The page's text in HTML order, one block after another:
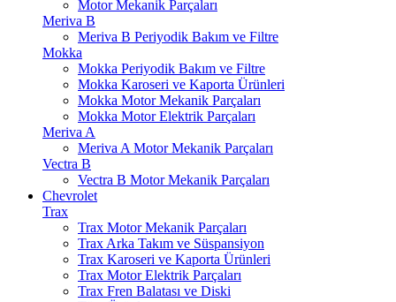
Motor Mekanik Parçaları
Meriva B
Meriva B Periyodik Bakım ve Filtre
Mokka
Mokka Periyodik Bakım ve Filtre
Mokka Karoseri ve Kaporta Ürünleri
Mokka Motor Mekanik Parçaları
Mokka Motor Elektrik Parçaları
Meriva A
Meriva A Motor Mekanik Parçaları
Vectra B
Vectra B Motor Mekanik Parçaları
Chevrolet
Trax
Trax Motor Mekanik Parçaları
Trax Arka Takım ve Süspansiyon
Trax Karoseri ve Kaporta Ürünleri
Trax Motor Elektrik Parçaları
Trax Fren Balatası ve Diski